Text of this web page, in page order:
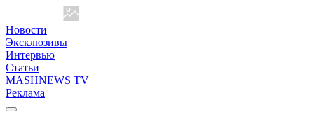
Новости
Эксклюзивы
Интервью
Статьи
MASHNEWS TV
Реклама